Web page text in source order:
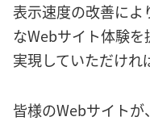
表示速度の改善によ
なWebサイト体験
実現していただけれ
皆様のWebサイトが